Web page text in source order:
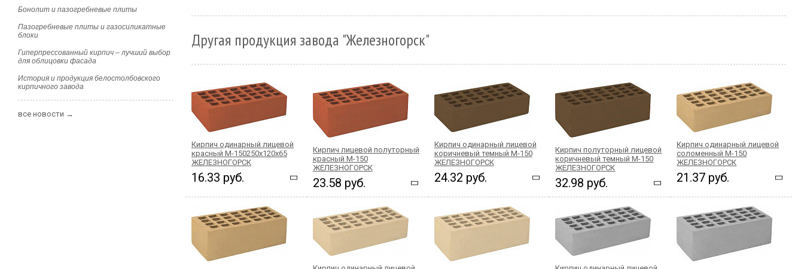
Другая продукция завода "Железногорск"
Кирпич одинарный лицевой
красный М-150250x120x65
ЖЕЛЕЗНОГОРСК
16.33 руб.
Кирпич лицевой полуторный
красный М-150
ЖЕЛЕЗНОГОРСК
23.58 руб.
Кирпич одинарный лицевой
коричневый темный М-150
ЖЕЛЕЗНОГОРСК
24.32 руб.
Кирпич полуторный лицевой
коричневый темный М-150
ЖЕЛЕЗНОГОРСК
32.98 руб.
Кирпич одинарный лицевой
соломенный М-150
ЖЕЛЕЗНОГОРСК
21.37 руб.
Бонолит и пазогребневые плиты
Пазогребневые плиты и газосиликатные
блоки
Гиперпрессованный кирпич – лучший выбор
для облицовки фасада
История и продукция белостолбовского
кирпичного завода
все новости →